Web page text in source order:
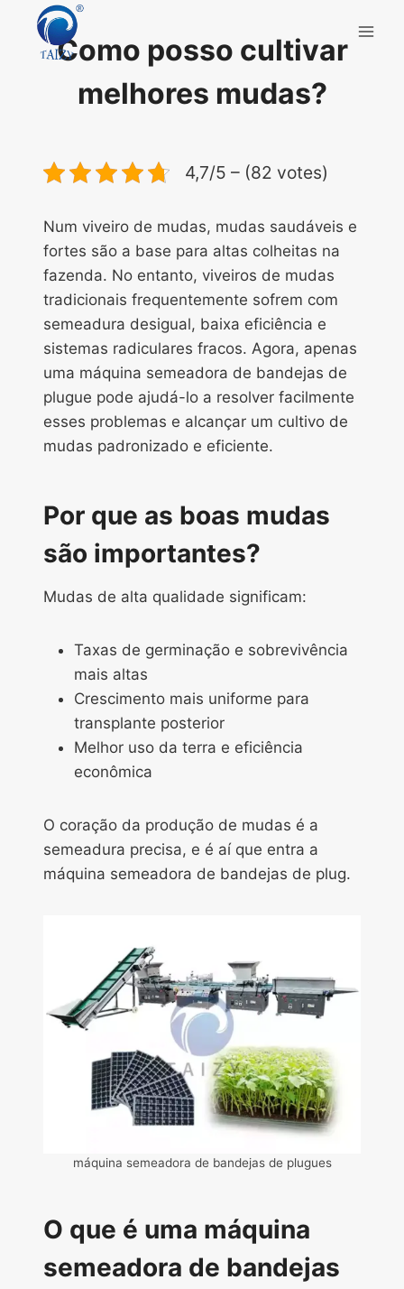
contentComo posso cultivar
melhores mudas?
4,7/5 – (82 votes)
Num viveiro de mudas, mudas saudáveis e
fortes são a base para altas colheitas na
fazenda. No entanto, viveiros de mudas
tradicionais frequentemente sofrem com
semeadura desigual, baixa eficiência e
sistemas radiculares fracos. Agora, apenas
uma máquina semeadora de bandejas de
plugue pode ajudá-lo a resolver facilmente
esses problemas e alcançar um cultivo de
mudas padronizado e eficiente.
Por que as boas mudas
são importantes?
Mudas de alta qualidade significam:
Taxas de germinação e sobrevivência
mais altas
Crescimento mais uniforme para
transplante posterior
Melhor uso da terra e eficiência
econômica
O coração da produção de mudas é a
semeadura precisa, e é aí que entra a
máquina semeadora de bandejas de plug.
máquina semeadora de bandejas de plugues
O que é uma máquina
semeadora de bandejas